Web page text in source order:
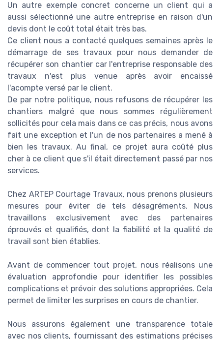
Un autre exemple concret concerne un client qui a
aussi sélectionné une autre entreprise en raison d'un
devis dont le coût total était très bas.
Ce client nous a contacté quelques semaines après le
démarrage de ses travaux pour nous demander de
récupérer son chantier car l'entreprise responsable des
travaux n'est plus venue après avoir encaissé
l'acompte versé par le client.
De par notre politique, nous refusons de récupérer les
chantiers malgré que nous sommes régulièrement
sollicités pour cela mais dans ce cas précis, nous avons
fait une exception et l'un de nos partenaires a mené à
bien les travaux. Au final, ce projet aura coûté plus
cher à ce client que s'il était directement passé par nos
services.
Chez ARTEP Courtage Travaux, nous prenons plusieurs
mesures pour éviter de tels désagréments. Nous
travaillons exclusivement avec des partenaires
éprouvés et qualifiés, dont la fiabilité et la qualité de
travail sont bien établies.
Avant de commencer tout projet, nous réalisons une
évaluation approfondie pour identifier les possibles
complications et prévoir des solutions appropriées. Cela
permet de limiter les surprises en cours de chantier.
Nous assurons également une transparence totale
avec nos clients, fournissant des estimations précises